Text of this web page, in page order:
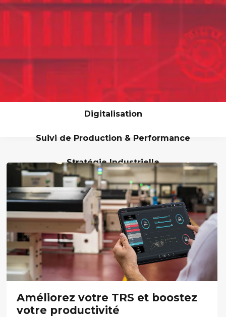
Digitalisation
Suivi de Production & Performance
Stratégie Industrielle
Lean & Excellence Opérationnelle
Maintenance
Améliorez votre TRS et boostez
votre productivité